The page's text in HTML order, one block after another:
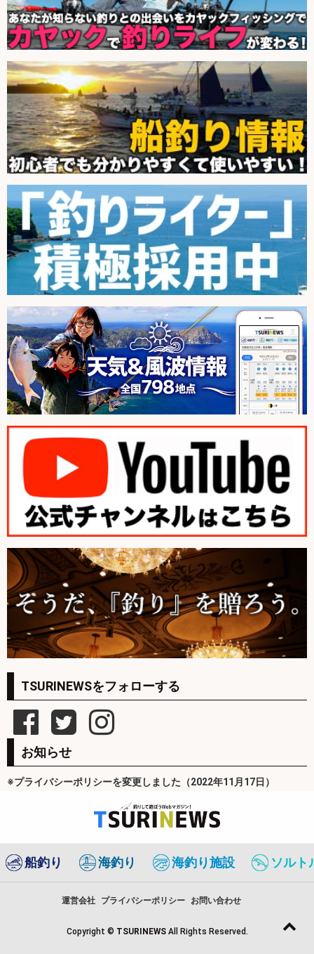
TSURINEWSをフォローする
お知らせ
※プライバシーポリシーを変更しました（2022年11月17日）
船釣り 海釣り 海釣り施設 ソルト
運営会社 プライバシーポリシー お問い合わせ
Copyright © TSURINEWS All Rights Reserved.